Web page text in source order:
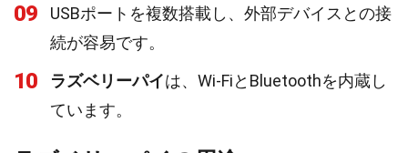
09
USBポートを複数搭載し、外部デバイスとの接
続が容易です。
10 ラズベリーパイは、Wi-FiとBluetoothを内蔵し
ています。